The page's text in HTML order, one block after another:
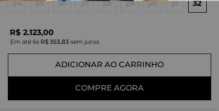
24 25 26 27 28 29 30 31 32
R$ 2.123,00
Em até 6x R$ 353,83 sem juros
ADICIONAR AO CARRINHO
COMPRE AGORA